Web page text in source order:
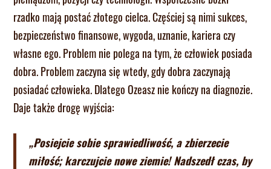
rzadko mają postać złotego cielca. Częściej są nimi sukces,
bezpieczeństwo finansowe, wygoda, uznanie, kariera czy
własne ego. Problem nie polega na tym, że człowiek posiada
dobra. Problem zaczyna się wtedy, gdy dobra zaczynają
posiadać człowieka. Dlatego Ozeasz nie kończy na diagnozie.
Daje także drogę wyjścia:
„Posiejcie sobie sprawiedliwość, a zbierzecie
miłość; karczujcie nowe ziemie! Nadszedł czas, by